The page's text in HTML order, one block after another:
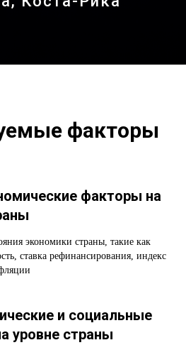
факторы
факторы на
экономики страны, такие как
ставка рефинансирования, индекс
и социальные
уровне страны